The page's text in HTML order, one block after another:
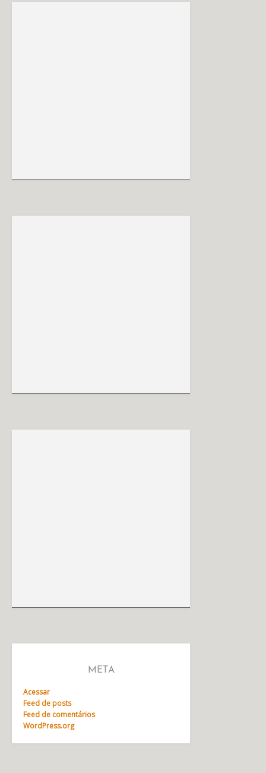
META
Acessar
Feed de posts
Feed de comentários
WordPress.org